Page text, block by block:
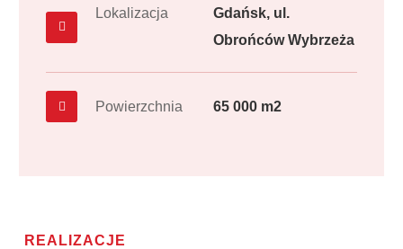
Lokalizacja
Gdańsk, ul.
Obrońców Wybrzeża
Powierzchnia 65 000 m2
REALIZACJE